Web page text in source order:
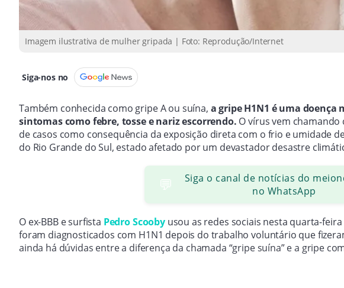
Imagem ilustrativa de mulher gripada | Foto: Reprodução/Internet
Siga-nos no
Também conhecida como gripe A ou suína, a gripe H1N1 é uma
sintomas como febre, tosse e nariz escorrendo. O vírus vem chamando
de casos como consequência da exposição direta com o frio e umidade
do Rio Grande do Sul, estado afetado por um devastador desastre
💬
Siga o canal de notícias do
no WhatsApp
O ex-BBB e surfista Pedro Scoobyusou as redes sociais nesta quarta-
foram diagnosticados com H1N1 depois do trabalho voluntário que
ainda há dúvidas entre a diferença da chamada “gripe suína” e a gripe